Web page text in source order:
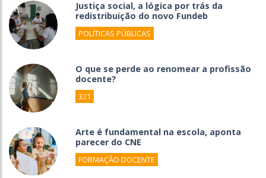
Justiça social, a lógica por trás da
redistribuição do novo Fundeb
POLÍTICAS PÚBLICAS
O que se perde ao renomear a profissão
docente?
321
Arte é fundamental na escola, aponta
parecer do CNE
FORMAÇÃO DOCENTE